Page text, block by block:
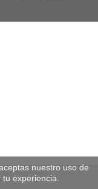
nuestro uso de
experiencia.